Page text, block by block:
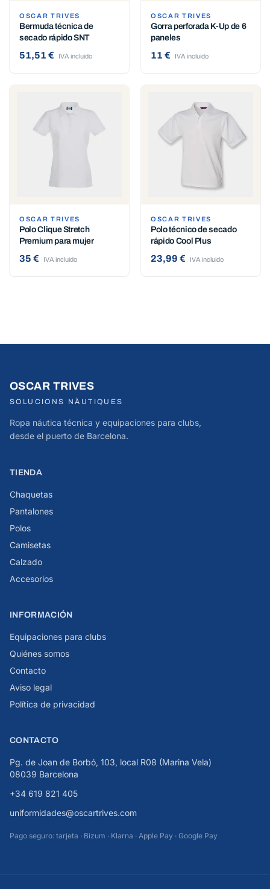
OSCAR TRIVES
Bermuda técnica de
secado rápido SNT
51,51 € IVA incluido
OSCAR TRIVES
Gorra perforada K-Up de 6
paneles
11 € IVA incluido
OSCAR TRIVES
Polo Clique Stretch
Premium para mujer
35 € IVA incluido
OSCAR TRIVES
Polo técnico de secado
rápido Cool Plus
23,99 € IVA incluido
OSCAR TRIVES
SOLUCIONS NÀUTIQUES
Ropa náutica técnica y equipaciones para clubs,
desde el puerto de Barcelona.
TIENDA
Chaquetas
Pantalones
Polos
Camisetas
Calzado
Accesorios
INFORMACIÓN
Equipaciones para clubs
Quiénes somos
Contacto
Aviso legal
Política de privacidad
CONTACTO
Pg. de Joan de Borbó, 103, local R08 (Marina Vela)
08039 Barcelona
+34 619 821 405
uniformidades@oscartrives.com
Pago seguro: tarjeta · Bizum · Klarna · Apple Pay · Google Pay